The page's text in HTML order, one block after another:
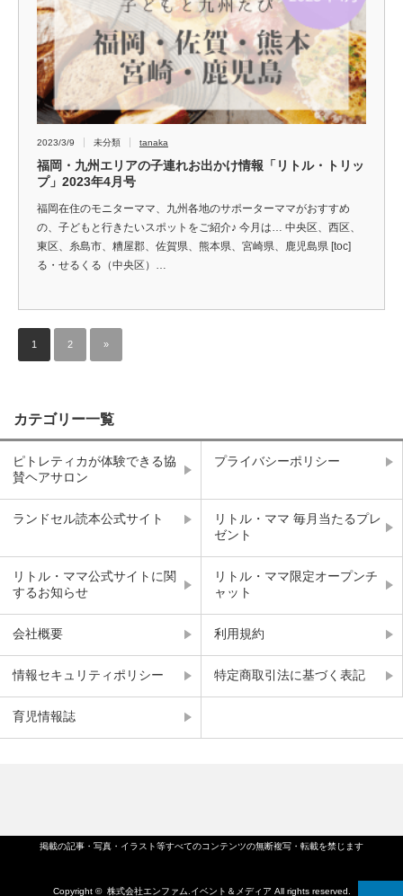
2023/3/9 未分類 tanaka
福岡・九州エリアの子連れお出かけ情報「リトル・トリッ
プ」2023年4月号
福岡在住のモニターママ、九州各地のサポーターママがおすすめ
の、子どもと行きたいスポットをご紹介♪ 今月は… 中央区、西区、
東区、糸島市、糟屋郡、佐賀県、熊本県、宮崎県、鹿児島県 [toc]
る・せるくる（中央区）…
1 2 »
カテゴリー一覧
ピトレティカが体験できる協
賛ヘアサロン
プライバシーポリシー
ランドセル読本公式サイト
リトル・ママ 毎月当たるプレ
ゼント
リトル・ママ公式サイトに関
するお知らせ
リトル・ママ限定オープンチ
ャット
会社概要 利用規約
情報セキュリティポリシー 特定商取引法に基づく表記
育児情報誌
掲載の記事・写真・イラスト等すべてのコンテンツの無断複写・転載を禁じます
Copyright © 株式会社エンファム.イベント＆メディア All rights reserved.